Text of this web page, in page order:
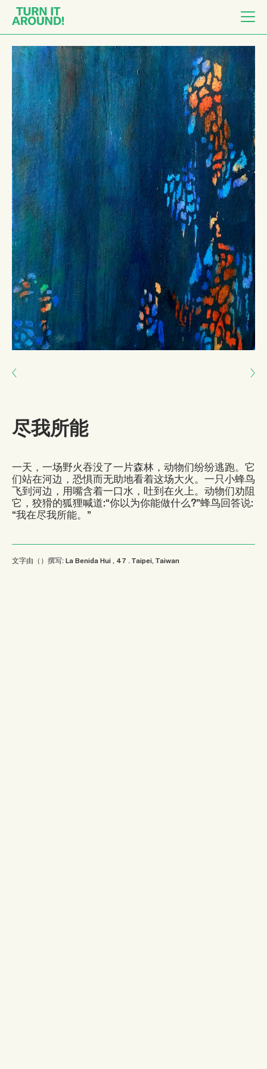
尽我所能
一天，一场野火吞没了一片森林，动物们纷纷逃跑。它
们站在河边，恐惧而无助地看着这场大火。一只小蜂鸟
飞到河边，用嘴含着一口水，吐到在火上。动物们劝阻
它，狡猾的狐狸喊道:“你以为你能做什么?”蜂鸟回答说:
“我在尽我所能。”
文字由（）撰写: La Benida Hui , 47 Taipei, Taiwan